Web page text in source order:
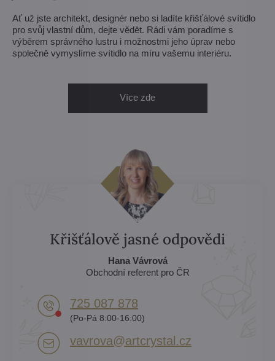
Ať už jste architekt, designér nebo si ladíte křišťálové svítidlo
pro svůj vlastní dům, dejte vědět. Rádi vám poradíme s
výběrem správného lustru i možnostmi jeho úprav nebo
společně vymyslíme svítidlo na míru vašemu interiéru.
Více zde
Křišťálově jasné odpovědi
Hana Vávrová
Obchodní referent pro ČR
725 087 878​
(Po-Pá 8:00-16:00)
vavrova​@artcrystal​.cz